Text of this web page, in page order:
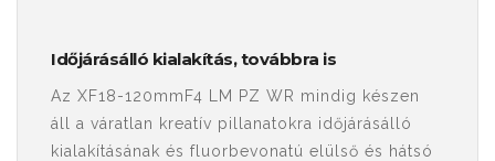
Időjárásálló kialakítás, továbbra is
Az XF18-120mmF4 LM PZ WR mindig készen
áll a váratlan kreatív pillanatokra időjárásálló
kialakításának és fluorbevonatú elülső és hátsó